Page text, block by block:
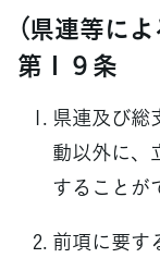
（県連等に
第１９条
県連及び総
動以外に、
することが
前項に要す